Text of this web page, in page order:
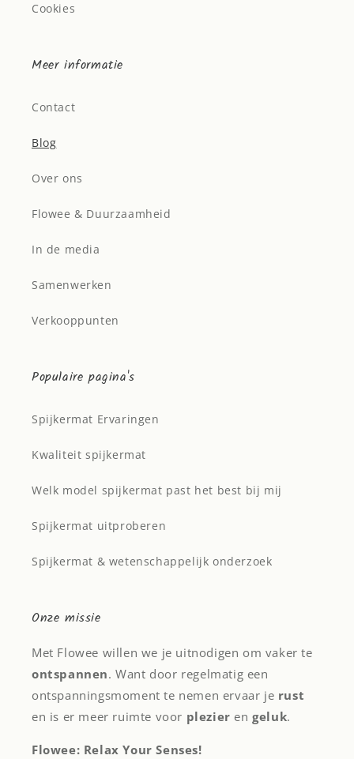
Cookies
Meer informatie
Contact
Blog
Over ons
Flowee & Duurzaamheid
In de media
Samenwerken
Verkooppunten
Populaire pagina's
Spijkermat Ervaringen
Kwaliteit spijkermat
Welk model spijkermat past het best bij mij
Spijkermat uitproberen
Spijkermat & wetenschappelijk onderzoek
Onze missie
Met Flowee willen we je uitnodigen om vaker te
ontspannen. Want door regelmatig een
ontspanningsmoment te nemen ervaar je rust
en is er meer ruimte voor plezier engeluk.
Flowee: Relax Your Senses!